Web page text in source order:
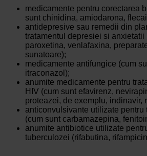
medicamente pentru corectarea
sunt chinidina, amiodarona,
antidepresive sau remedii din
tratamentul depresiei si anxietatii
paroxetina, venlafaxina,
sunatoare);
medicamente antifungice (cum
itraconazol);
anumite medicamente pentru
HIV (cum sunt efavirenz,
proteazei, de exemplu, indinavir,
anticonvulsivante utilizate
(cum sunt carbamazepina,
anumite antibiotice utilizate
tuberculozei (rifabutina,